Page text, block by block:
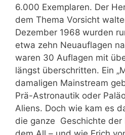
6.000 Exemplaren. Der
dem Thema Vorsicht
Dezember 1968 wurden
etwa zehn Neuauflagen
waren 30 Auflagen mit
längst überschritten. Ein
damaligen Mainstream
Prä-Astronautik oder
Aliens. Doch wie kam es
die ganze Geschichte der